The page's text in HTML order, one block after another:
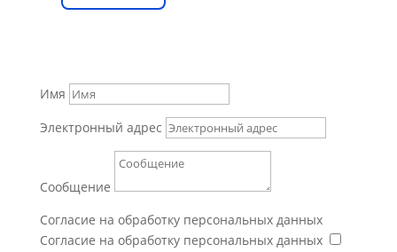
Имя
Электронный адрес
Сообщение
Согласие на обработку персональных данных
Согласие на обработку персональных данных